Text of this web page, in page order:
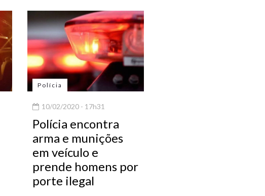
Polícia
10/02/2020 - 17h31
Polícia encontra
arma e munições
em veículo e
prende homens por
porte ilegal